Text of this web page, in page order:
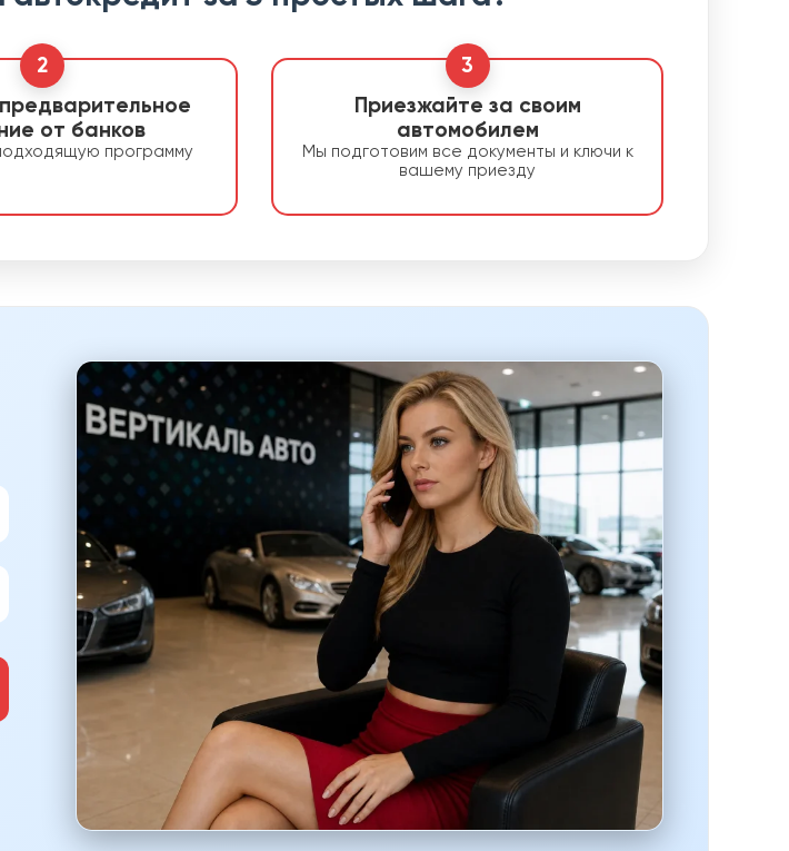
2
от банков
программу
3
Приезжайте за своим
автомобилем
Мы подготовим все документы и ключи к
вашему приезду